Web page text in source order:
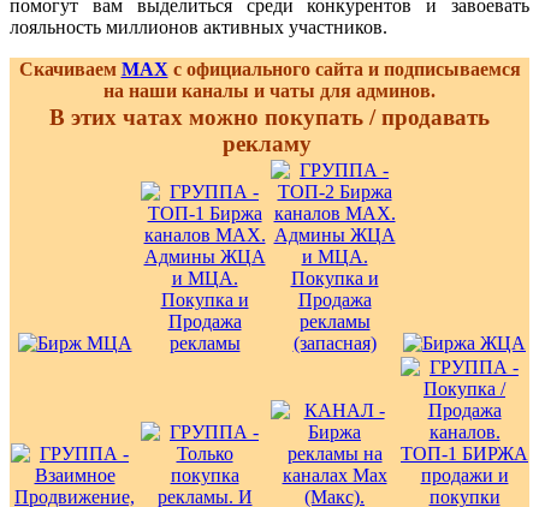
помогут вам выделиться среди конкурентов и завоевать
лояльность миллионов активных участников.
Скачиваем MAX с официального сайта и подписываемся
на наши каналы и чаты для админов.
В этих чатах можно покупать / продавать
рекламу